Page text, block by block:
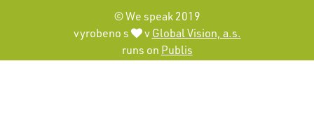
© We speak 2019
vyrobeno s
v Global Vision, a.s.
runs on Publis